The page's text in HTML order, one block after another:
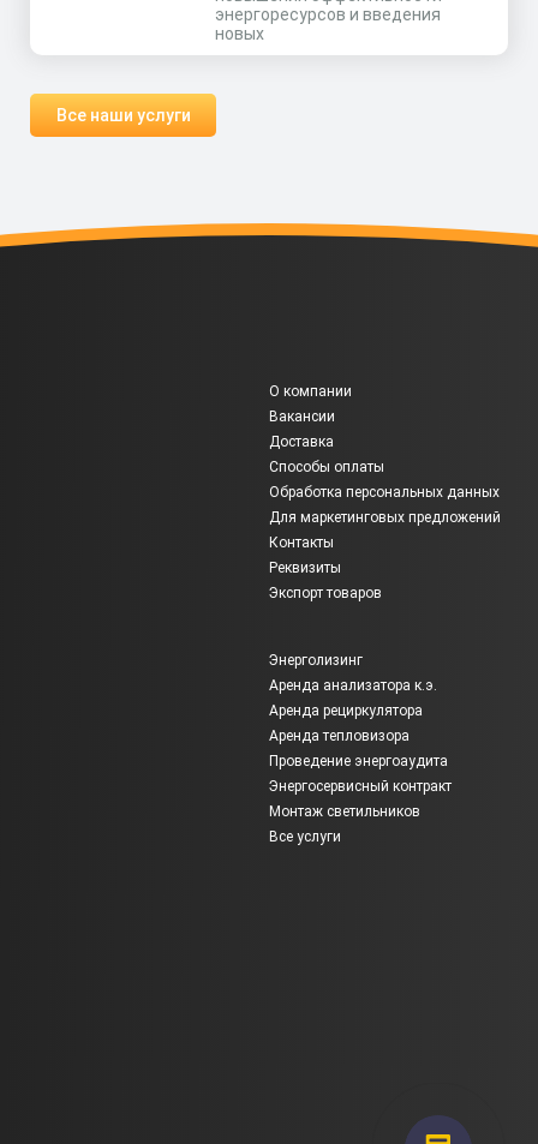
энергоресурсов и введения
новых
Все наши услуги
О компании
Вакансии
Доставка
Способы оплаты
Обработка персональных данных
Для маркетинговых предложений
Контакты
Реквизиты
Экспорт товаров
Энерголизинг
Аренда анализатора к.э.
Аренда рециркулятора
Аренда тепловизора
Проведение энергоаудита
Энергосервисный контракт
Монтаж светильников
Все услуги